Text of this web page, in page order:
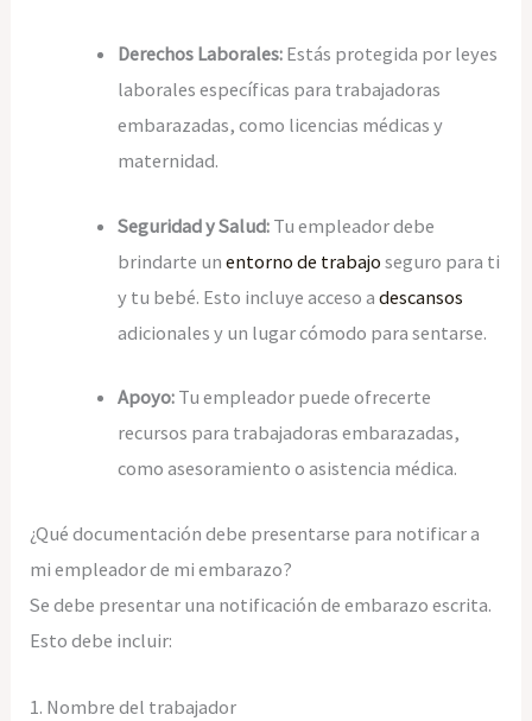
Derechos Laborales: Estás protegida por leyes
laborales específicas para trabajadoras
embarazadas, como licencias médicas y
maternidad.
Seguridad y Salud: Tu empleador debe
brindarte unentorno de trabajo seguro para ti
y tu bebé. Esto incluye acceso adescansos
adicionales y un lugar cómodo para sentarse.
Apoyo: Tu empleador puede ofrecerte
recursos para trabajadoras embarazadas,
como asesoramiento o asistencia médica.
¿Qué documentación debe presentarse para notificar a
mi empleador de mi embarazo?
Se debe presentar una notificación de embarazo escrita.
Esto debe incluir:
1. Nombre del trabajador